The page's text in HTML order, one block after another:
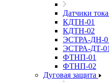
Датчики
КДТН-01
КДТН-02
ЭСТРА-ДН-
ЭСТРА-ДТ-01
ФТНП-01
ФТНП-02
Дуговая защита